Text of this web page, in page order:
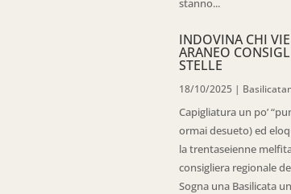
stanno...
INDOVINA CHI
ARANEO
STELLE
18/10/2025 |
Capigliatura un po’
ormai desueto) ed
la trentaseienne
consigliera regionale
Sogna una Basilicata